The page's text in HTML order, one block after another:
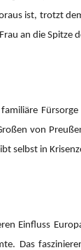
ist, trotzt
an die
von
selbst in
Einfluss
Das